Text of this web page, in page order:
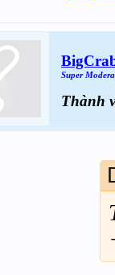
Super
Thành